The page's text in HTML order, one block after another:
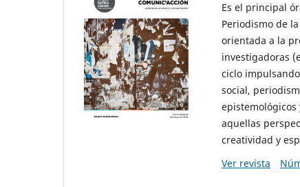
Es el principal
Periodismo de
orientada a la
investigadoras
ciclo
social,
epistemológicos
aquellas
creatividad y
Ver revista